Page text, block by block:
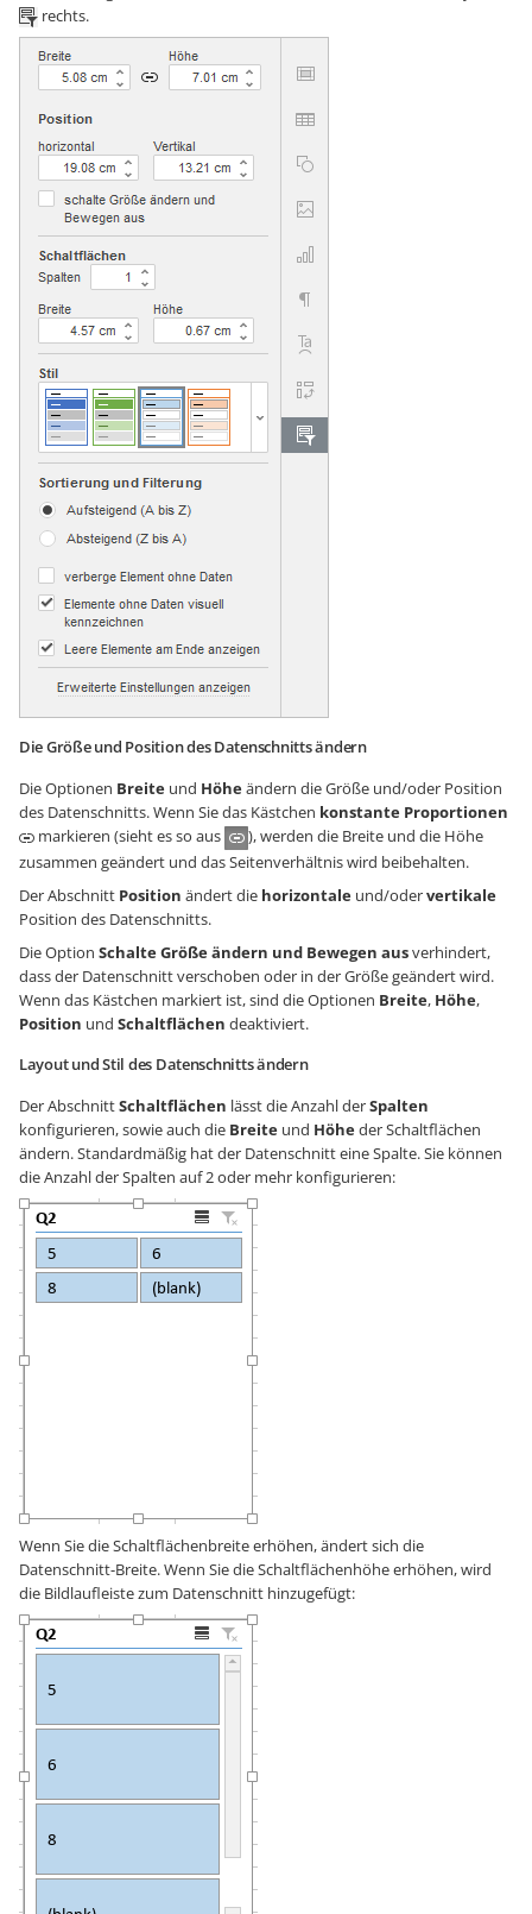
rechts.
Die Größe und Position des Datenschnitts ändern
Die Optionen Breite und Höheändern die Größe und/oder Position
des Datenschnitts. Wenn Sie das Kästchen konstante Proportionen
markieren (sieht es so aus
), werden die Breite und die Höhe
zusammen geändert und das Seitenverhältnis wird beibehalten.
Der Abschnitt Position ändert die horizontale und/odervertikale
Position des Datenschnitts.
Die Option Schalte Größe ändern und Bewegen ausverhindert,
dass der Datenschnitt verschoben oder in der Größe geändert wird.
Wenn das Kästchen markiert ist, sind die Optionen Breite, Höhe,
Position und Schaltflächen deaktiviert.
Layout und Stil des Datenschnitts ändern
Der AbschnittSchaltflächen lässt die Anzahl derSpalten
konfigurieren, sowie auch die Breite und Höheder Schaltflächen
ändern. Standardmäßig hat der Datenschnitt eine Spalte. Sie können
die Anzahl der Spalten auf 2 oder mehr konfigurieren:
Wenn Sie die Schaltflächenbreite erhöhen, ändert sich die
Datenschnitt-Breite. Wenn Sie die Schaltflächenhöhe erhöhen, wird
die Bildlaufleiste zum Datenschnitt hinzugefügt: